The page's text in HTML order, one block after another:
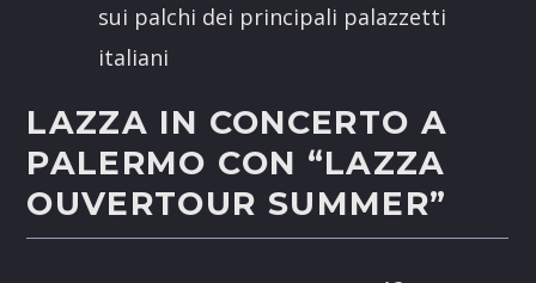
sui palchi dei principali palazzetti
italiani
LAZZA IN CONCERTO A
PALERMO CON “LAZZA
OUVERTOUR SUMMER”